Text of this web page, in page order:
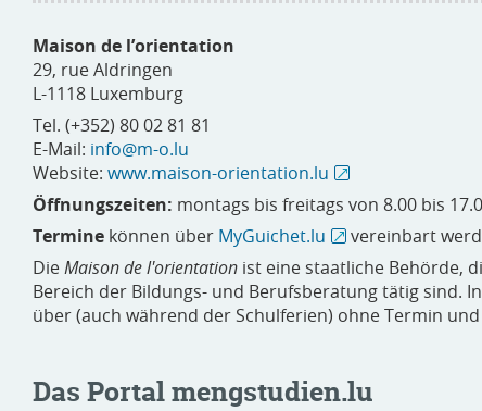
Maison de l’orientation
29, rue Aldringen
L-1118 Luxemburg
Tel. (+352) 80 02 81 81
E-Mail: info@m-o.lu
Website: www.maison-orientation.lu
Öffnungszeiten: montags bis freitags von 8.00 bis
Termine können über MyGuichet.lu
vereinbart
DieMaison de l'orientation ist eine staatliche Behörde,
Bereich der Bildungs- und Berufsberatung tätig sind.
über (auch während der Schulferien) ohne Termin
Das Portal mengstudien.lu